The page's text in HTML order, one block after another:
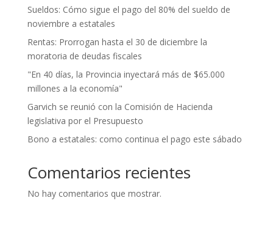
Sueldos: Cómo sigue el pago del 80% del sueldo de
noviembre a estatales
Rentas: Prorrogan hasta el 30 de diciembre la
moratoria de deudas fiscales
"En 40 días, la Provincia inyectará más de $65.000
millones a la economía"
Garvich se reunió con la Comisión de Hacienda
legislativa por el Presupuesto
Bono a estatales: como continua el pago este sábado
Comentarios recientes
No hay comentarios que mostrar.